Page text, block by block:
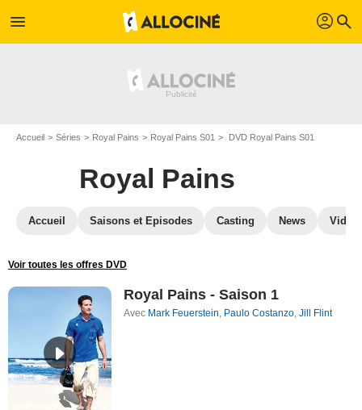
menu profil search
Accueil Séries Royal Pains Royal Pains S01 DVD Royal Pains S01
Royal Pains
Accueil Saisons et Episodes Casting News
Voir toutes les offres DVD
Royal Pains - Saison 1
Avec Mark Feuerstein, Paulo Costanzo,Jill Flint